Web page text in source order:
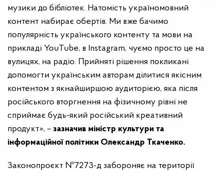
музики до бібліотек. Натомість україномовний
контент набирає обертів. Ми вже бачимо
популярність українського контенту та мови на
прикладі YouTube, в Instagram, чуємо просто це на
вулицях, на радіо. Прийняті рішення покликані
допомогти українським авторам ділитися якісним
контентом з якнайширшою аудиторією, яка після
російського вторгнення на фізичному рівні не
сприймає будь-який російський креативний
продукт», – зазначив міністр культури та
інформаційної політики Олександр Ткаченко.
Законопроєкт №7273-д забороняє на території